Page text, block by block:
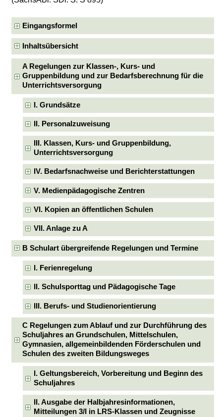
Eingangsformel
Inhaltsübersicht
A Regelungen zur Klassen-, Kurs- und
Gruppenbildung und zur Bedarfsberechnung für die
Unterrichtsversorgung
I. Grundsätze
II. Personalzuweisung
III. Klassen, Kurs- und Gruppenbildung,
Unterrichtsversorgung
IV. Bedarfsnachweise und Berichterstattungen
V. Medienpädagogische Zentren
VI. Kopien an öffentlichen Schulen
VII. Anlage zu A
B Schulart übergreifende Regelungen und Termine
I. Ferienregelung
II. Schulsporttag und Pädagogische Tage
III. Berufs- und Studienorientierung
C Regelungen zum Ablauf und zur Durchführung des
Schuljahres an Grundschulen, Mittelschulen,
Gymnasien, allgemeinbildenden Förderschulen und
Schulen des zweiten Bildungsweges
I. Geltungsbereich, Vorbereitung und Beginn des
Schuljahres
II. Ausgabe der Halbjahresinformationen,
Mitteilungen 3/I in LRS-Klassen und Zeugnisse